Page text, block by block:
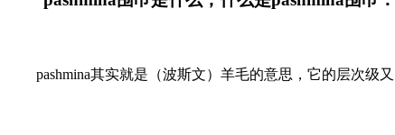
pashmina其实就是（波斯文）羊毛的意思，它的层次级又